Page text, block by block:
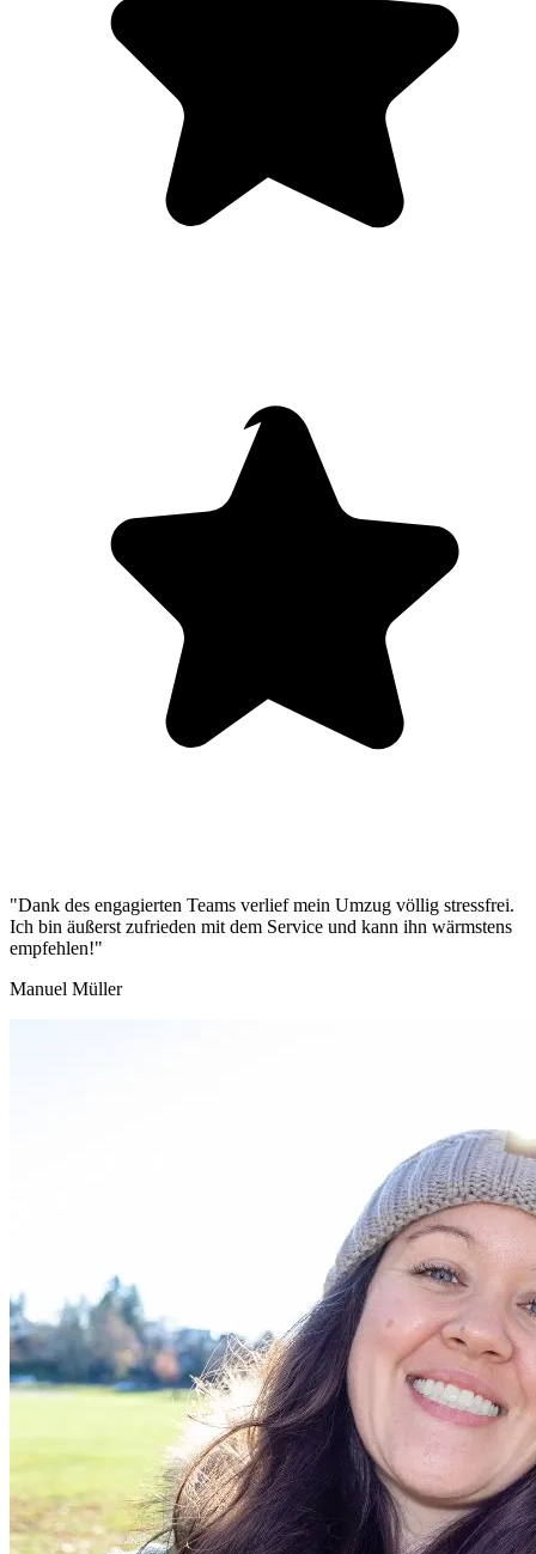
"Dank des engagierten Teams verlief mein Umzug völlig stressfrei.
Ich bin äußerst zufrieden mit dem Service und kann ihn wärmstens
empfehlen!"
Manuel Müller